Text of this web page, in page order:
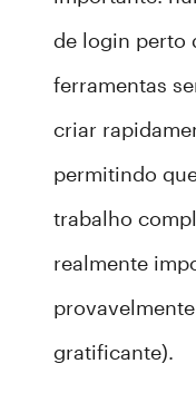
de login perto
ferramentas
criar
permitindo
trabalho
realmente
gratificante).